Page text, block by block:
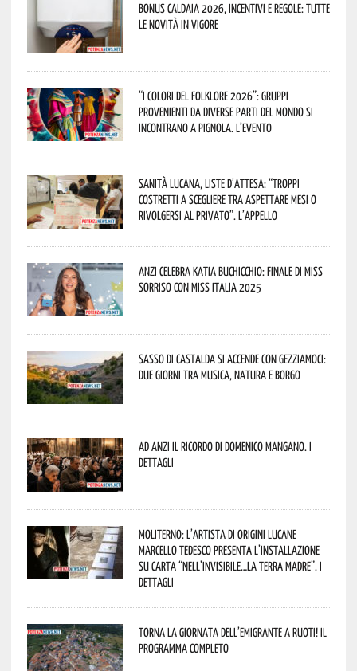
Bonus caldaia 2026, incentivi e regole: tutte
le novità in vigore
“I Colori del Folklore 2026”: gruppi
provenienti da diverse parti del mondo si
incontrano a Pignola. L’evento
Sanità lucana, liste d’attesa: “Troppi
costretti a scegliere tra aspettare mesi o
rivolgersi al privato”. L’appello
Anzi celebra Katia Buchicchio: finale di Miss
Sorriso con Miss Italia 2025
Sasso di Castalda si accende con Gezziamoci:
due giorni tra musica, natura e borgo
Ad Anzi il ricordo di Domenico Mangano. I
dettagli
Moliterno: l’artista di origini lucane
Marcello Tedesco presenta l’installazione
su carta “Nell’invisibile…la terra madre”. I
dettagli
Torna la Giornata dell’Emigrante a Ruoti! Il
programma completo